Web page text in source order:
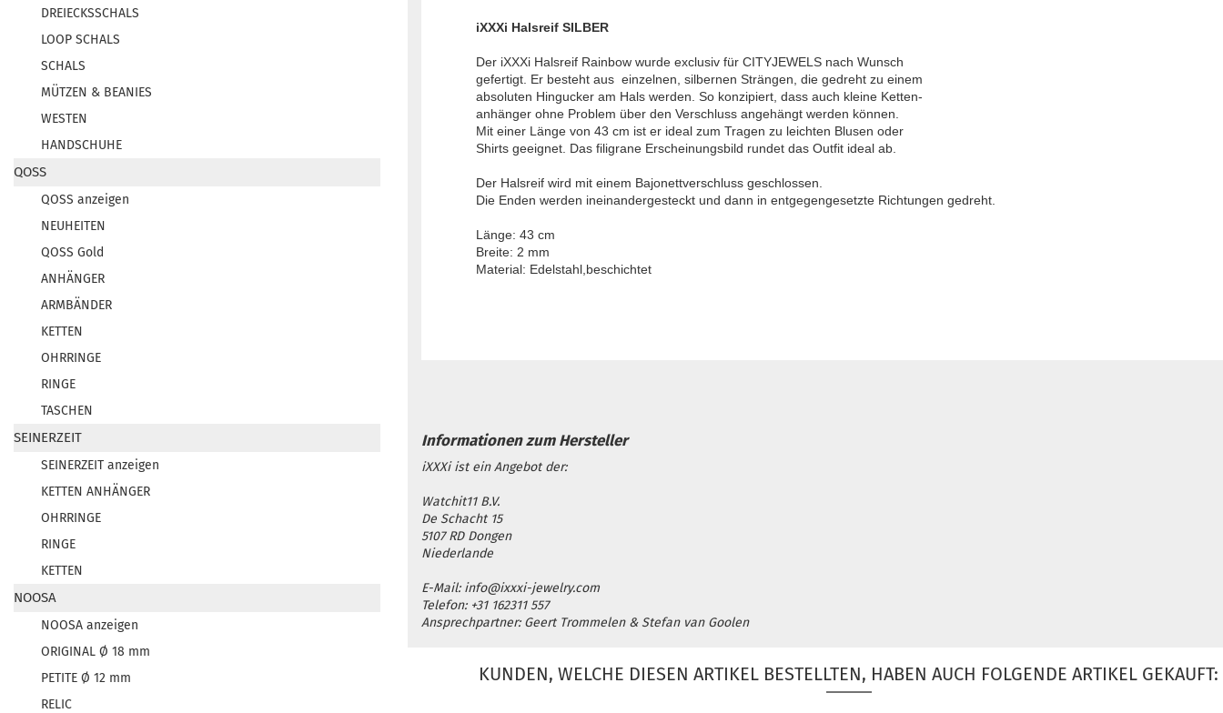
iXXXi Halsreif SILBER
Der iXXXi Halsreif Rainbow wurde exclusiv für CITYJEWELS nach Wunsch
gefertigt. Er besteht aus einzelnen, silbernen Strängen, die gedreht zu einem
absoluten Hingucker am Hals werden. So konzipiert, dass auch kleine Ketten-
anhänger ohne Problem über den Verschluss angehängt werden können.
Mit einer Länge von 43 cm ist er ideal zum Tragen zu leichten Blusen oder
Shirts geeignet. Das filigrane Erscheinungsbild rundet das Outfit ideal ab.
Der Halsreif wird mit einem Bajonettverschluss geschlossen.
Die Enden werden ineinandergesteckt und dann in entgegengesetzte Richtungen gedreht.
Länge: 43 cm
Breite: 2 mm
Material: Edelstahl,beschichtet
iXXXi ist ein Angebot der:
Watchit11 B.V.
De Schacht 15
5107 RD Dongen
Niederlande
E-Mail: info@ixxxi-jewelry.com
Telefon: +31 162311 557
Ansprechpartner: Geert Trommelen & Stefan van Goolen
KUNDEN, WELCHE DIESEN ARTIKEL BESTELLTEN, HABEN AUCH FOLGENDE ARTIKEL GEKAUFT:
DREIECKSSCHALS
LOOP SCHALS
SCHALS
MÜTZEN & BEANIES
WESTEN
HANDSCHUHE
QOSS
QOSS anzeigen
NEUHEITEN
QOSS Gold
ANHÄNGER
ARMBÄNDER
KETTEN
OHRRINGE
RINGE
TASCHEN
SEINERZEIT
SEINERZEIT anzeigen
KETTEN ANHÄNGER
OHRRINGE
RINGE
KETTEN
NOOSA
NOOSA anzeigen
ORIGINAL Ø 18 mm
PETITE Ø 12 mm
RELIC